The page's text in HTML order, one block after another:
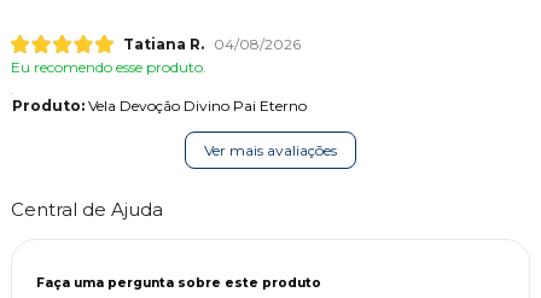
Tatiana R.
04/08/2026
Eu recomendo esse produto.
Produto:Vela Devoção Divino Pai Eterno
Ver mais avaliações
Central de Ajuda
Faça uma pergunta sobre este produto